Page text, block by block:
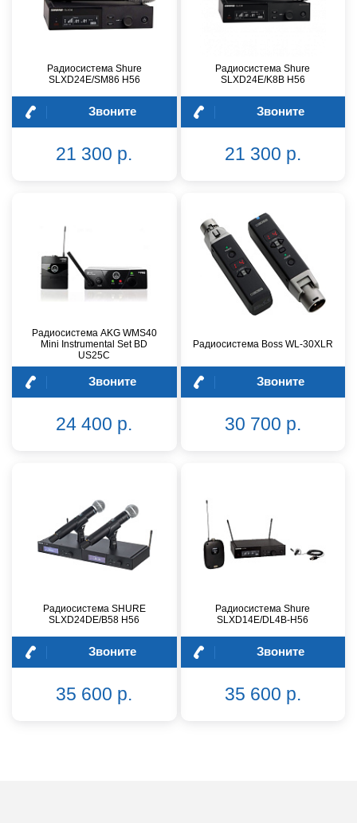
Радиосистема Shure
SLXD24E/SM86 H56
Звоните
21 300 р.
Радиосистема Shure
SLXD24E/K8B H56
Звоните
21 300 р.
Радиосистема AKG WMS40
Mini Instrumental Set BD
US25C
Звоните
24 400 р.
Радиосистема Boss WL-30XLR
Звоните
30 700 р.
Радиосистема SHURE
SLXD24DE/B58 H56
Звоните
35 600 р.
Радиосистема Shure
SLXD14E/DL4B-H56
Звоните
35 600 р.